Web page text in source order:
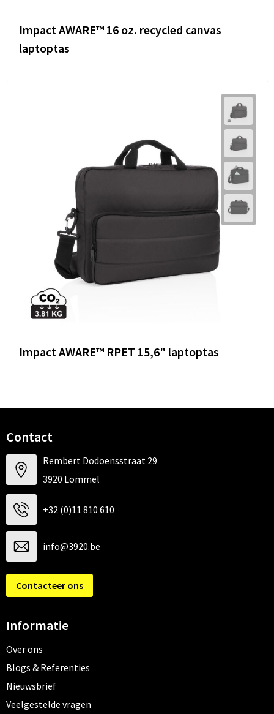
Impact AWARE™ 16 oz. recycled canvas
laptoptas
Impact AWARE™ RPET 15,6" laptoptas
Contact
Rembert Dodoensstraat 29
3920 Lommel
+32 (0)11 810 610
info@3920.be
Contacteer ons
Informatie
Over ons
Blogs & Referenties
Nieuwsbrief
Veelgestelde vragen